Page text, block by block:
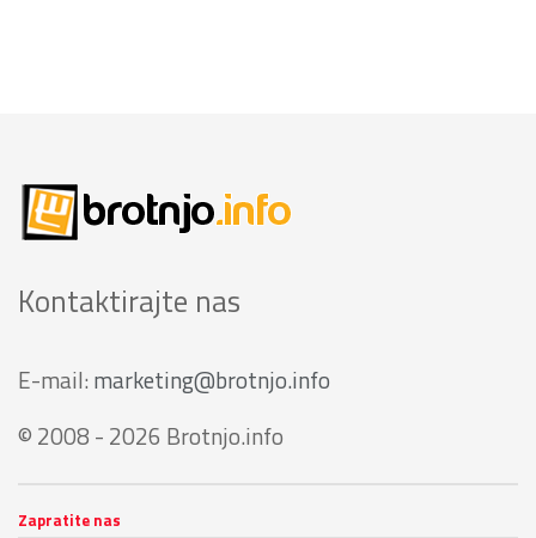
Kontaktirajte nas
E-mail: marketing@brotnjo.info
© 2008 - 2026 Brotnjo.info
Zapratite nas